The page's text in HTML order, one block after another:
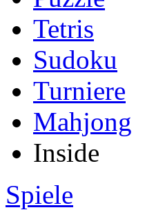
Tetris
Sudoku
Turniere
Mahjong
Inside
Spiele